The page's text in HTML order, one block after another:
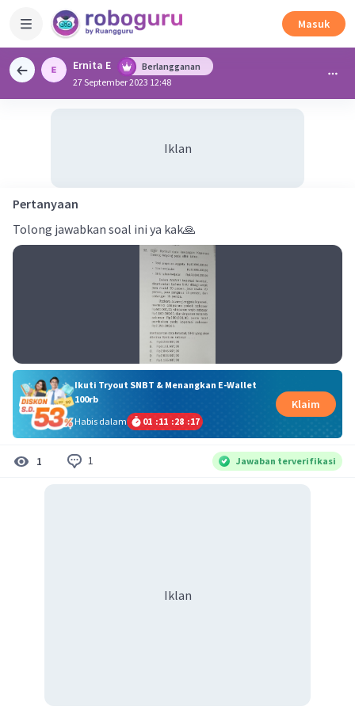
Masuk
Ernita E
Berlangganan
27 September 2023 12:48
Iklan
Pertanyaan
Tolong jawabkan soal ini ya kak🙏
Ikuti Tryout SNBT & Menangkan E-Wallet
100rb
Habis dalam
01 :11 :28 :16
Klaim
1 1 Jawaban terverifikasi
Iklan